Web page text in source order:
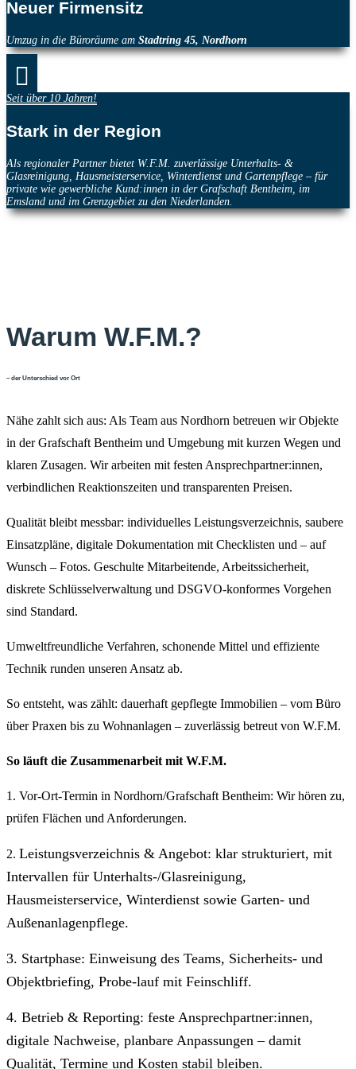
Neuer Firmensitz
Umzug in die Büroräume am Stadtring 45, Nordhorn

Seit über 10 Jahren!
Stark in der Region
Als regionaler Partner bietet W.F.M. zuverlässige Unterhalts- &
Glasreinigung, Hausmeisterservice, Winterdienst und Gartenpflege – für
private wie gewerbliche Kund:innen in der Grafschaft Bentheim, im
Emsland und im Grenzgebiet zu den Niederlanden.
Warum W.F.M.?
– der Unterschied vor Ort
Nähe zahlt sich aus: Als Team aus Nordhorn betreuen wir Objekte
in der Grafschaft Bentheim und Umgebung mit kurzen Wegen und
klaren Zusagen. Wir arbeiten mit festen Ansprechpartner:innen,
verbindlichen Reaktionszeiten und transparenten Preisen.
Qualität bleibt messbar: individuelles Leistungsverzeichnis, saubere
Einsatzpläne, digitale Dokumentation mit Checklisten und – auf
Wunsch – Fotos. Geschulte Mitarbeitende, Arbeitssicherheit,
diskrete Schlüsselverwaltung und DSGVO-konformes Vorgehen
sind Standard.
Umweltfreundliche Verfahren, schonende Mittel und effiziente
Technik runden unseren Ansatz ab.
So entsteht, was zählt: dauerhaft gepflegte Immobilien – vom Büro
über Praxen bis zu Wohnanlagen – zuverlässig betreut von W.F.M.
So läuft die Zusammenarbeit mit W.F.M.
1. Vor-Ort-Termin in Nordhorn/Grafschaft Bentheim: Wir hören zu,
prüfen Flächen und Anforderungen.
2. Leistungsverzeichnis & Angebot: klar strukturiert, mit
Intervallen für Unterhalts-/Glasreinigung,
Hausmeisterservice, Winterdienst sowie Garten- und
Außenanlagenpflege.
3. Startphase: Einweisung des Teams, Sicherheits- und
Objektbriefing, Probe-lauf mit Feinschliff.
4. Betrieb & Reporting: feste Ansprechpartner:innen,
digitale Nachweise, planbare Anpassungen – damit
Qualität, Termine und Kosten stabil bleiben.